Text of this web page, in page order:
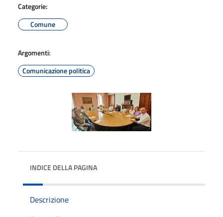
Categorie:
Comune
Argomenti:
Comunicazione politica
INDICE DELLA PAGINA
Descrizione